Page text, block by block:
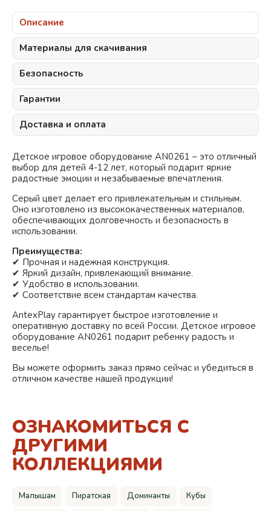
Описание
Материалы для скачивания
Безопасность
Гарантии
Доставка и оплата
Детское игровое оборудование AN0261 – это отличный
выбор для детей 4-12 лет, который подарит яркие
радостные эмоции и незабываемые впечатления.
Серый цвет делает его привлекательным и стильным.
Оно изготовлено из высококачественных материалов,
обеспечивающих долговечность и безопасность в
использовании.
Преимущества:
✔ Прочная и надежная конструкция.
✔ Яркий дизайн, привлекающий внимание.
✔ Удобство в использовании.
✔ Соответствие всем стандартам качества.
AntexPlay гарантирует быстрое изготовление и
оперативную доставку по всей России. Детское игровое
оборудование AN0261 подарит ребенку радость и
веселье!
Вы можете оформить заказ прямо сейчас и убедиться в
отличном качестве нашей продукции!
ОЗНАКОМИТЬСЯ С
ДРУГИМИ
КОЛЛЕКЦИЯМИ
Малышам Пиратская Доминанты Кубы